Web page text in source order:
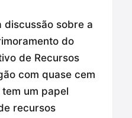
sobre a
do
de Recursos
com quase cem
um papel
recursos